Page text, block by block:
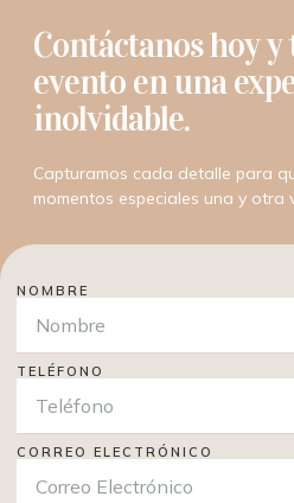
Contáctanos hoy
evento en una
inolvidable.
Capturamos cada detalle para
momentos especiales una y otra
NOMBRE
TELÉFONO
CORREO ELECTRÓNICO